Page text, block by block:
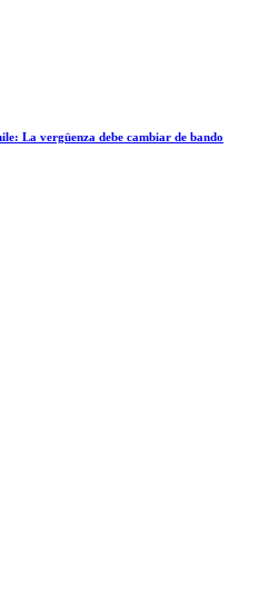
La vergüenza debe cambiar de bando